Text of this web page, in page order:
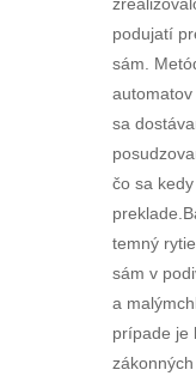
podujatí
sám.
sa
čo sa
temný
sám v
a
prípade je